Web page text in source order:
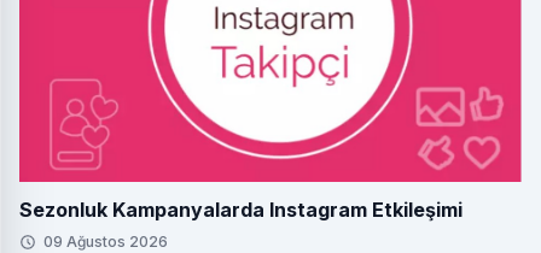
Sezonluk Kampanyalarda Instagram Etkileşimi
09 Ağustos 2026